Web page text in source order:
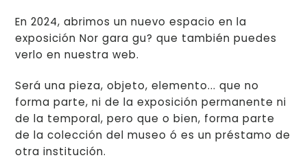
En 2024, abrimos un nuevo espacio en la
exposición Nor gara gu? que también puedes
verlo en nuestra web.
Será una pieza, objeto, elemento... que no
forma parte, ni de la exposición permanente ni
de la temporal, pero que o bien, forma parte
de la colección del museo ó es un préstamo de
otra institución.